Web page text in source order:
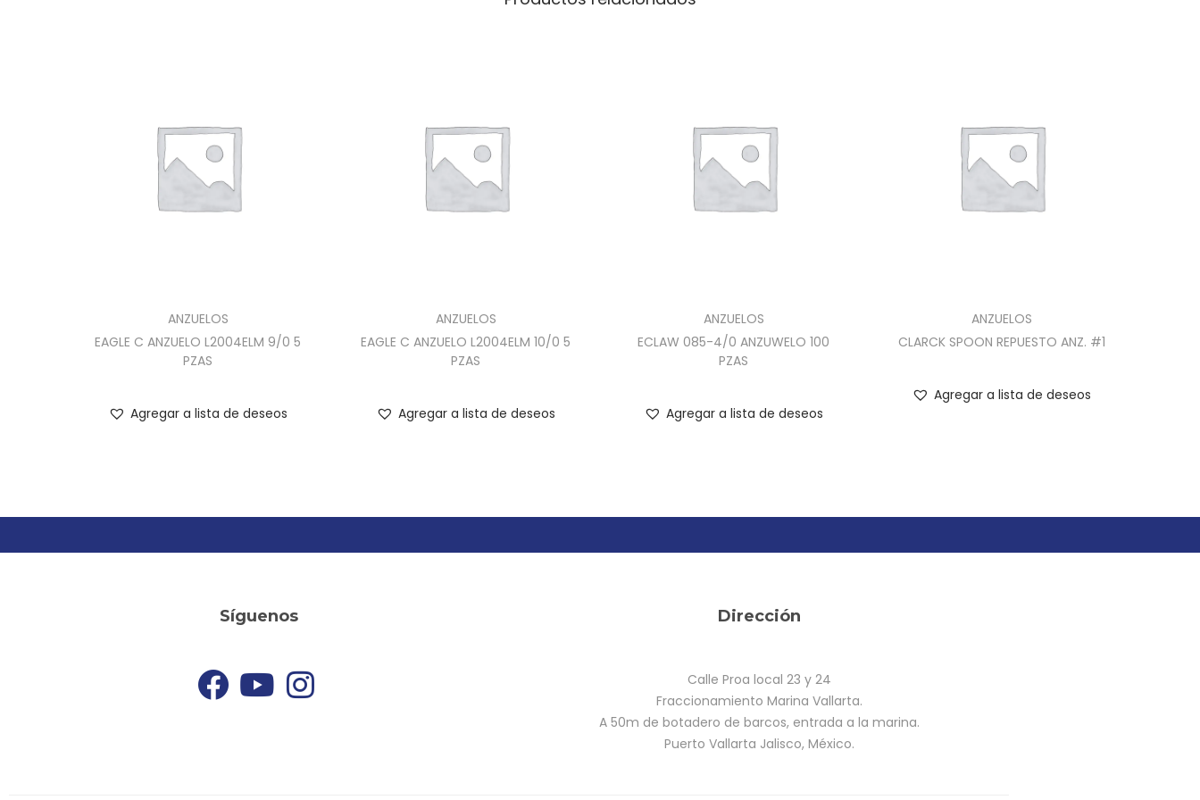
ANZUELOS
EAGLE C ANZUELO L2004ELM 9/0 5
PZAS
Agregar a lista de deseos
ANZUELOS
EAGLE C ANZUELO L2004ELM 10/0 5
PZAS
Agregar a lista de deseos
ANZUELOS
ECLAW 085-4/0 ANZUWELO 100
PZAS
Agregar a lista de deseos
ANZUELOS
CLARCK SPOON REPUESTO ANZ. #1
Agregar a lista de deseos
Síguenos Dirección
Calle Proa local 23 y 24
Fraccionamiento Marina Vallarta.
A 50m de botadero de barcos, entrada a la marina.
Puerto Vallarta Jalisco, México.